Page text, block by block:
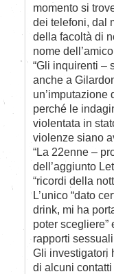
momento si
dei telefoni, dal
della facoltà di
nome
“Gli inquirenti –
anche a
un’imputazione
perché le
violentata in
violenze siano
“La 22enne –
dell’aggiunto
“ricordi della
L’unico “dato
drink, mi ha
poter scegliere”
rapporti
Gli investigatori
di alcuni